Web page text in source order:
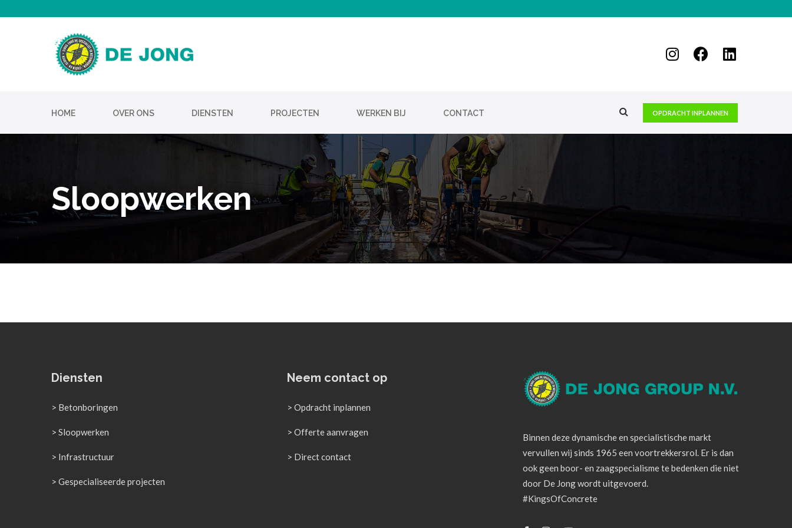
HOME OVER ONS DIENSTEN PROJECTEN WERKEN BIJ CONTACT OPDRACHT INPLANNEN
Sloopwerken
Diensten
> Betonboringen
> Sloopwerken
> Infrastructuur
> Gespecialiseerde projecten
Neem contact op
> Opdracht inplannen
> Offerte aanvragen
> Direct contact
Binnen deze dynamische en specialistische markt
vervullen wij sinds 1965 een voortrekkersrol. Er is dan
ook geen boor- en zaagspecialisme te bedenken die niet
door De Jong wordt uitgevoerd.
#KingsOfConcrete